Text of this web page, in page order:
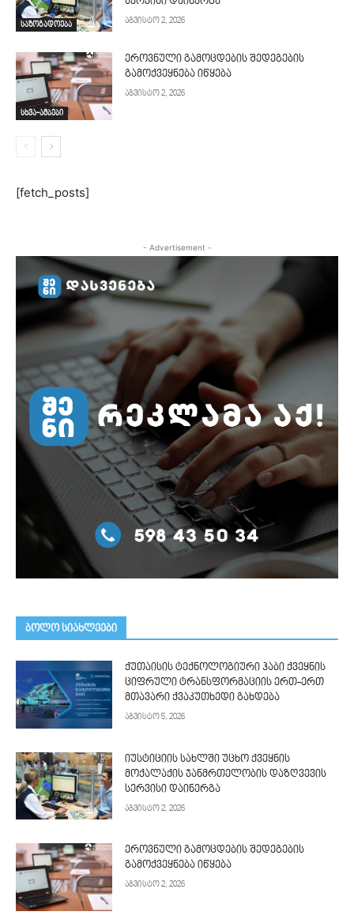
საზოგადოება აგვისტო 2, 2026
სხვა-ამბები
ეროვნული გამოცდების შედეგების
გამოქვეყნება იწყება
აგვისტო 2, 2026
[fetch_posts]
- Advertisement -
ᲑᲝᲚᲝ ᲡᲘᲐᲮᲚᲔᲔᲑᲘ
ქუთაისის ტექნოლოგიური ჰაბი ქვეყნის
ციფრული ტრანსფორმაციის ერთ-ერთ
მთავარი ქვაკუთხედი გახდება
აგვისტო 5, 2026
იუსტიციის სახლში უცხო ქვეყნის
მოქალაქის ჯანმრთელობის დაზღვევის
სერვისი დაინერგა
აგვისტო 2, 2026
ეროვნული გამოცდების შედეგების
გამოქვეყნება იწყება
აგვისტო 2, 2026